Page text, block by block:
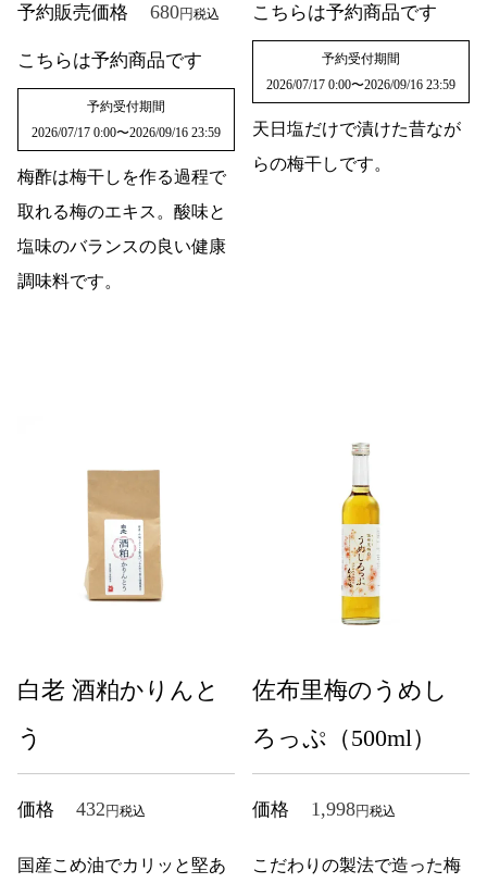
予約販売価格 680 税込
こちらは予約商品です
予約受付期間
2026/07/17 0:00〜2026/09/16 23:59
梅酢は梅干しを作る過程で
取れる梅のエキス。酸味と
塩味のバランスの良い健康
調味料です。
こちらは予約商品です
予約受付期間
2026/07/17 0:00〜2026/09/16 23:59
天日塩だけで漬けた昔なが
らの梅干しです。
白老 酒粕かりんと
う
価格 432 税込
国産こめ油でカリッと堅あ
佐布里梅のうめし
ろっぷ（500ml）
価格 1,998 税込
こだわりの製法で造った梅